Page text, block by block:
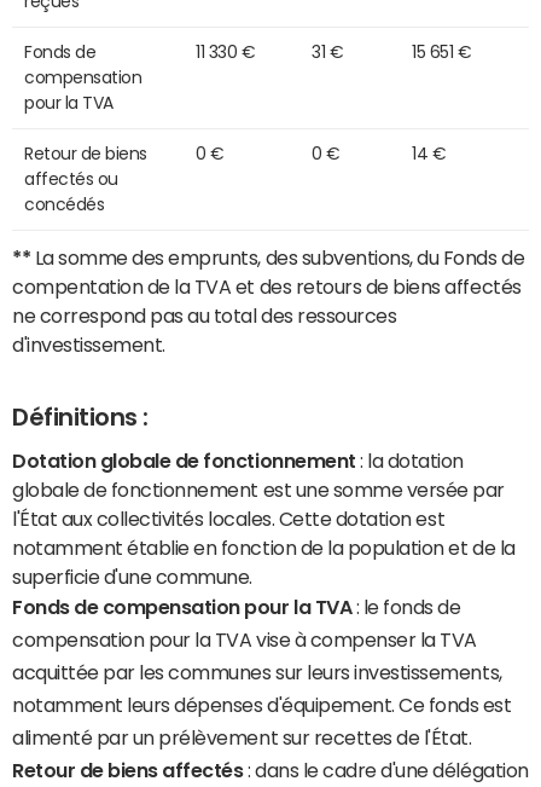
Fonds de
compensation
pour la TVA
11 330 € 31 € 15 651 €
Retour de biens
affectés ou
concédés
0 € 0 € 14 €
** La somme des emprunts, des subventions, du Fonds de
compentation de la TVA et des retours de biens affectés
ne correspond pas au total des ressources
d'investissement.
Définitions :
Dotation globale de fonctionnement : la dotation
globale de fonctionnement est une somme versée par
l'État aux collectivités locales. Cette dotation est
notamment établie en fonction de la population et de la
superficie d'une commune.
Fonds de compensation pour la TVA: le fonds de
compensation pour la TVA vise à compenser la TVA
acquittée par les communes sur leurs investissements,
notamment leurs dépenses d'équipement. Ce fonds est
alimenté par un prélèvement sur recettes de l'État.
Retour de biens affectés: dans le cadre d'une délégation